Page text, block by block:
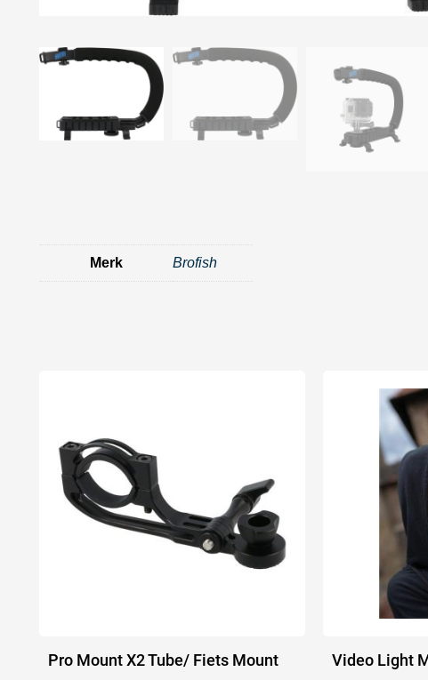
Merk Brofish
Pro Mount X2 Tube/ Fiets Mount Video Light